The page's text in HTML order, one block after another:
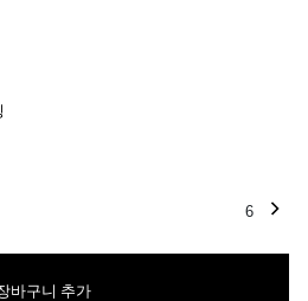
6
바구니 추가